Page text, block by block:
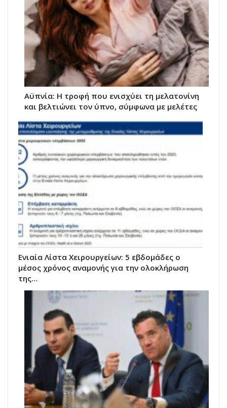
Αϋπνία: Η τροφή που ενισχύει τη μελατονίνη
και βελτιώνει τον ύπνο, σύμφωνα με μελέτες
Ενιαία Λίστα Χειρουργείων: 5 εβδομάδες ο
μέσος χρόνος αναμονής για την ολοκλήρωση
της…